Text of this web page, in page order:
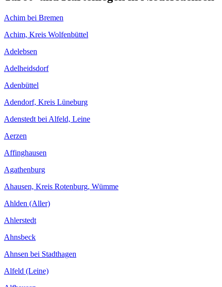
Achim bei Bremen
Achim, Kreis Wolfenbüttel
Adelebsen
Adelheidsdorf
Adenbüttel
Adendorf, Kreis Lüneburg
Adenstedt bei Alfeld, Leine
Aerzen
Affinghausen
Agathenburg
Ahausen, Kreis Rotenburg, Wümme
Ahlden (Aller)
Ahlerstedt
Ahnsbeck
Ahnsen bei Stadthagen
Alfeld (Leine)